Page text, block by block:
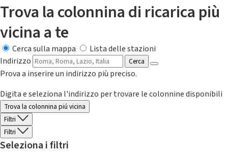
Trova la colonnina di ricarica più
vicina a te
Cerca sulla mappa
Lista delle stazioni
Indirizzo
Cerca
Prova a inserire un indirizzo più preciso.
Digita e seleziona l'indirizzo per trovare le colonnine disponibili
Trova la colonnina piú vicina
Filtri
Filtri
Seleziona i filtri